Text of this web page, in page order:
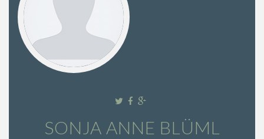
SONJA ANNE BLÜML